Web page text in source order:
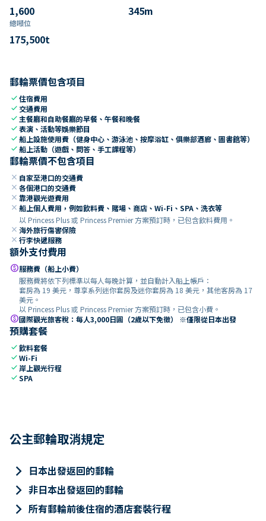
1,600 345m
總噸位
175,500t
郵輪票價包含項目
check住宿費用
check 交通費用
check 主餐廳和自助餐廳的早餐、午餐和晚餐
check表演、活動等娛樂節目
check船上設施使用費（健身中心、游泳池、按摩浴缸、俱樂部酒廊、圖書館等）
check船上活動（遊戲、問答、手工課程等）
郵輪票價不包含項目
close 自家至港口的交通費
close 各個港口的交通費
close 靠港觀光遊費用
close 船上個人費用，例如飲料費、賭場、商店、Wi-Fi、SPA、洗衣等
以 Princess Plus 或 Princess Premier 方案預訂時，已包含飲料費用。
close 海外旅行傷害保險
close 行李快遞服務
額外支付費用
paid服務費（船上小費）
服務費將依下列標準以每人每晚計算，並自動計入船上帳戶：
套房為 19 美元，尊享系列迷你套房及迷你套房為 18 美元，其他客房為 17
美元。
以 Princess Plus 或 Princess Premier 方案預訂時，已包含小費。
paid國際觀光旅客稅：每人3,000日圓（2歲以下免徵） ※僅限從日本出發
預購套餐
check飲料套餐
checkWi-Fi
check 岸上觀光行程
checkSPA
公主郵輪取消規定
keyboard_arrow_right 日本出發返回的郵輪
keyboard_arrow_right 非日本出發返回的郵輪
keyboard_arrow_right 所有郵輪前後住宿的酒店套裝行程